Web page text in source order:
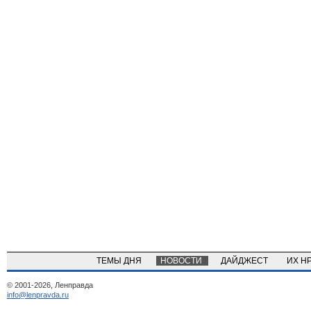
ТЕМЫ ДНЯ НОВОСТИ ДАЙДЖЕСТ ИХ
© 2001-2026, Ленправда
info@lenpravda.ru